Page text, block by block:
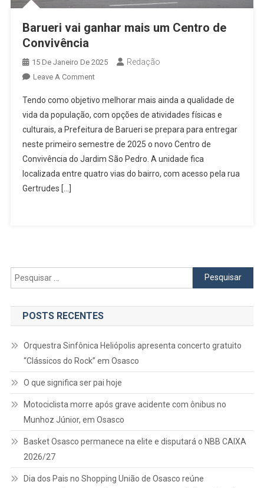
Barueri vai ganhar mais um Centro de
Convivência
15 De Janeiro De 2025 Redação
Leave A CommentOn
Vai
Ganhar
Mais
Um
Centro
De
Tendo como objetivo melhorar mais ainda a qualidade de
vida da população, com opções de atividades físicas e
culturais, a Prefeitura de Barueri se prepara para entregar
neste primeiro semestre de 2025 o novo Centro de
Convivência do Jardim São Pedro. A unidade fica
localizada entre quatro vias do bairro, com acesso pela rua
Gertrudes […]
Pesquisar
por:
POSTS RECENTES
Orquestra Sinfônica Heliópolis apresenta concerto gratuito
“Clássicos do Rock” em Osasco
O que significa ser pai hoje
Motociclista morre após grave acidente com ônibus no
Munhoz Júnior, em Osasco
Basket Osasco permanece na elite e disputará o NBB CAIXA
2026/27
Dia dos Pais no Shopping União de Osasco reúne